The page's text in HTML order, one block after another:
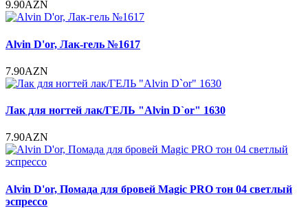
9.90AZN
Alvin D'or, Лак-гель №1617
7.90AZN
Лак для ногтей лак/ГЕЛЬ "Alvin D`or" 1630
7.90AZN
Alvin D'or, Помада для бровей Magic PRO тон 04 светлый
эспрессо